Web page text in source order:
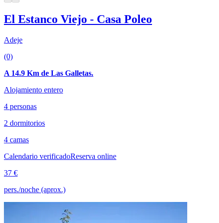
El Estanco Viejo - Casa Poleo
Adeje
(0)
A 14.9 Km de Las Galletas.
Alojamiento entero
4 personas
2 dormitorios
4 camas
Calendario verificadoReserva online
37 €
pers./noche (aprox.)